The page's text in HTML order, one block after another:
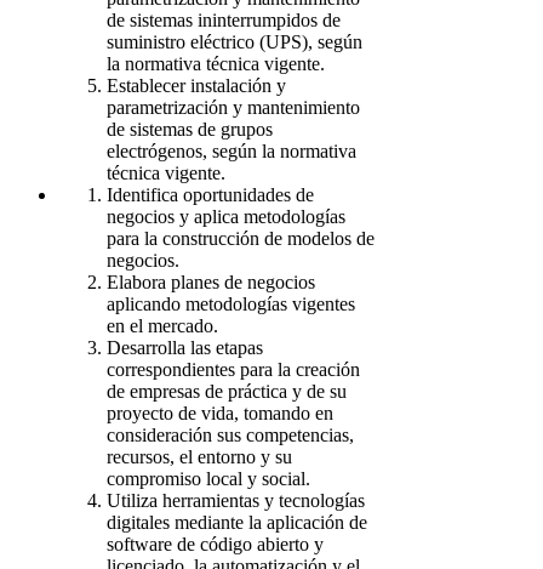
de sistemas ininterrumpidos de
suministro eléctrico (UPS), según
la normativa técnica vigente.
Establecer instalación y
parametrización y mantenimiento
de sistemas de grupos
electrógenos, según la normativa
técnica vigente.
Identifica oportunidades de
negocios y aplica metodologías
para la construcción de modelos de
negocios.
Elabora planes de negocios
aplicando metodologías vigentes
en el mercado.
Desarrolla las etapas
correspondientes para la creación
de empresas de práctica y de su
proyecto de vida, tomando en
consideración sus competencias,
recursos, el entorno y su
compromiso local y social.
Utiliza herramientas y tecnologías
digitales mediante la aplicación de
software de código abierto y